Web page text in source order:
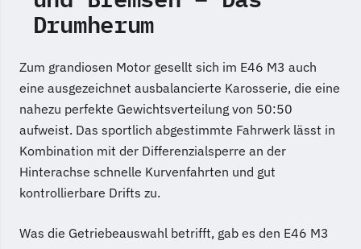
Drumherum
Zum grandiosen Motor gesellt sich im E46 M3 auch
eine ausgezeichnet ausbalancierte Karosserie, die eine
nahezu perfekte Gewichtsverteilung von 50:50
aufweist. Das sportlich abgestimmte Fahrwerk lässt in
Kombination mit der Differenzialsperre an der
Hinterachse schnelle Kurvenfahrten und gut
kontrollierbare Drifts zu.
Was die Getriebeauswahl betrifft, gab es den E46 M3